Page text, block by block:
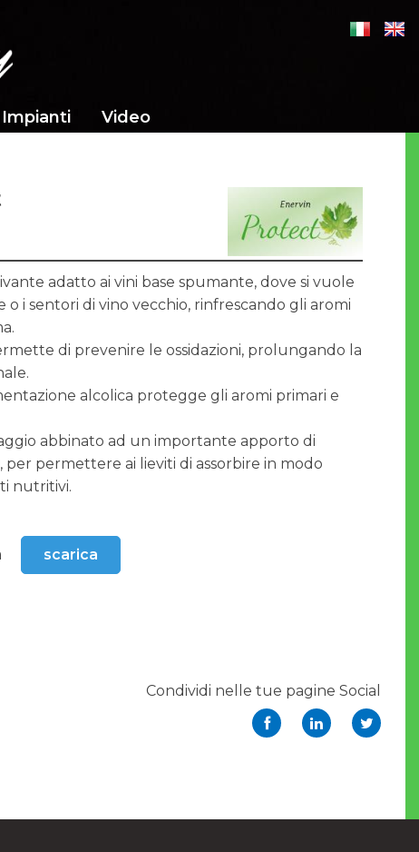
Impianti Video
adatto ai vini base spumante, dove si vuole
o i sentori di vino vecchio, rinfrescando gli aromi
di prevenire le ossidazioni, prolungando la
alcolica protegge gli aromi primari e
abbinato ad un importante apporto di
per permettere ai lieviti di assorbire in modo
nutritivi.
scarica
Condividi nelle tue pagine Social